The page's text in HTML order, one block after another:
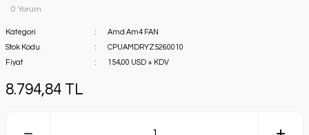
0 Yorum
Kategori
Amd Am4 FAN
Stok Kodu
CPUAMDRYZ5260010
Fiyat
154,00 USD + KDV
8.794,84 TL